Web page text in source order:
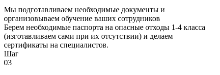
Мы подготавливаем необходимые документы и
организовываем обучение ваших сотрудников
Берем необходимые паспорта на опасные отходы 1-4 класса
(изготавливаем сами при их отсутствии) и делаем
сертификаты на специалистов.
Шаг
03